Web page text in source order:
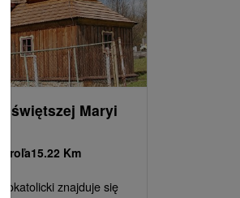
Maryi
Miroľa15.22 Km
znajduje się